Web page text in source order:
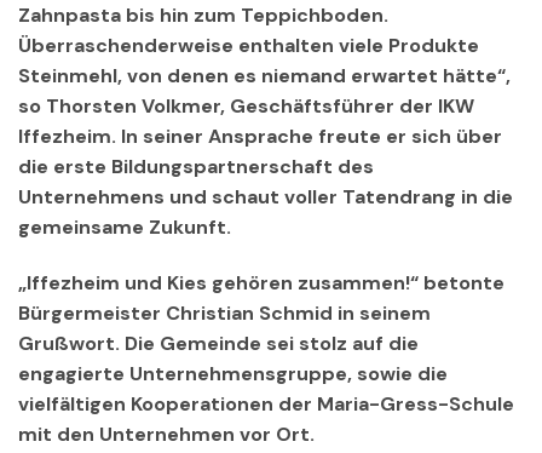
Zahnpasta bis hin zum Teppichboden.
Überraschenderweise enthalten viele Produkte
Steinmehl, von denen es niemand erwartet hätte“,
so Thorsten Volkmer, Geschäftsführer der IKW
Iffezheim. In seiner Ansprache freute er sich über
die erste Bildungspartnerschaft des
Unternehmens und schaut voller Tatendrang in die
gemeinsame Zukunft.
„Iffezheim und Kies gehören zusammen!“ betonte
Bürgermeister Christian Schmid in seinem
Grußwort. Die Gemeinde sei stolz auf die
engagierte Unternehmensgruppe, sowie die
vielfältigen Kooperationen der Maria-Gress-Schule
mit den Unternehmen vor Ort.